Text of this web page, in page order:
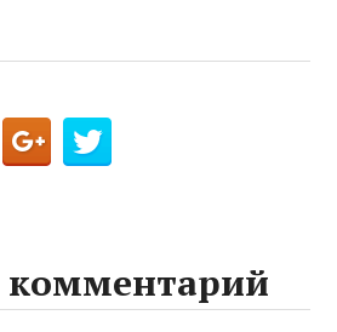
комментарий